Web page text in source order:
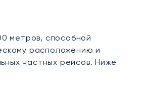
метров, способной
расположению и
частных рейсов. Ниже